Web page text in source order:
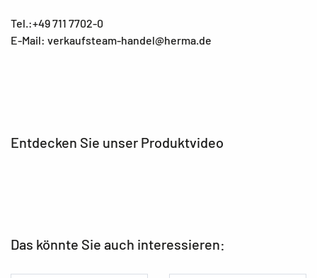
Tel.:+49 711 7702-0
E-Mail: verkaufsteam-handel@herma.de
Entdecken Sie unser Produktvideo
Das könnte Sie auch interessieren: